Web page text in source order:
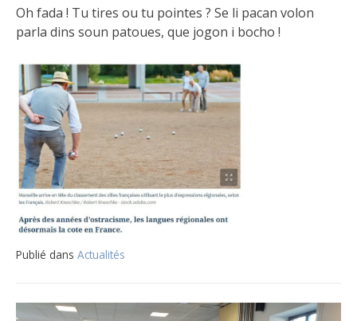
Oh fada ! Tu tires ou tu pointes ? Se li pacan volon
parla dins soun patoues, que jogon i bocho !
Publié dans Actualités